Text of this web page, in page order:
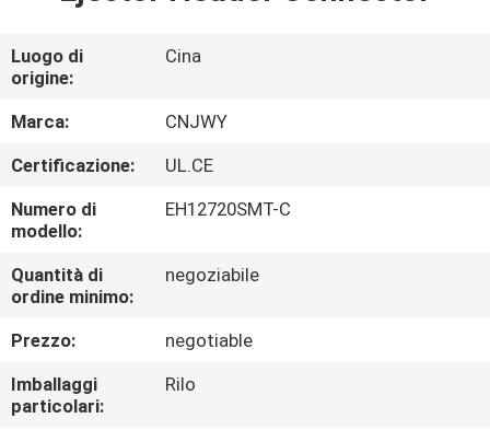
CIRCA
NOI
GIRO
DELLA
FABBRICA
CONTROLLO
DI
QUALITÀ
Luogo di
origine:
Cina
Marca:
CNJWY
Certificazione:
UL.CE
Numero di
modello:
EH12720SMT-C
Quantità di
ordine minimo:
negoziabile
Prezzo:
negotiable
Imballaggi
particolari:
Rilo